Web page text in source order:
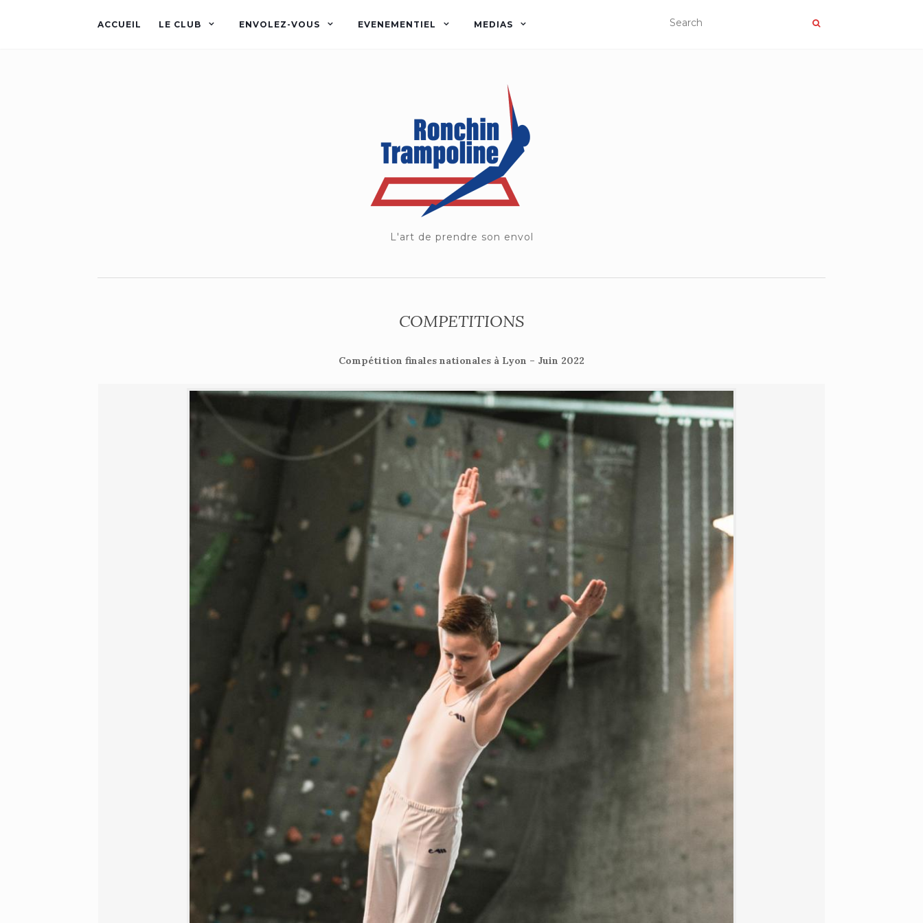
ACCUEIL LE CLUB ENVOLEZ-VOUS EVENEMENTIEL MEDIAS
L'art de prendre son envol
COMPETITIONS
Compétition finales nationales à Lyon – Juin 2022